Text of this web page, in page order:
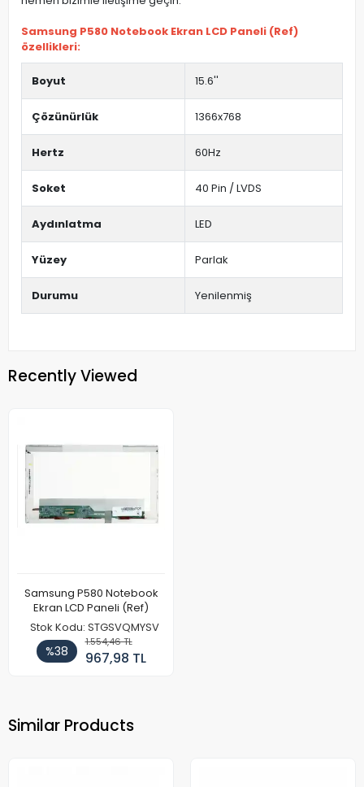
Samsung P580 Notebook Ekran LCD Paneli (Ref)
özellikleri:
Boyut 15.6''
Çözünürlük 1366x768
Hertz 60Hz
Soket 40 Pin / LVDS
Aydınlatma LED
Yüzey Parlak
Durumu Yenilenmiş
Recently Viewed
Samsung P580 Notebook
Ekran LCD Paneli (Ref)
Stok Kodu: STGSVQMYSV
%38
1.554,46 TL
967,98 TL
Similar Products